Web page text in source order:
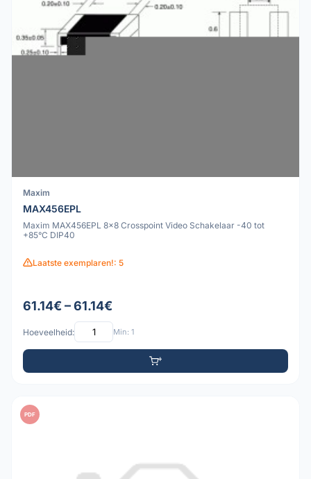
Maxim
MAX456EPL
Maxim MAX456EPL 8x8 Crosspoint Video Schakelaar -40 tot
+85°C DIP40
Laatste exemplaren!: 5
61.14€ – 61.14€
Hoeveelheid: Min: 1
PDF